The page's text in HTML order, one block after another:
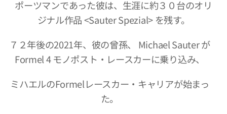
ポーツマンであった彼は、生涯に約３０台のオリ
ジナル作品 <Sauter Spezial> を残す。
７２年後の2021年、彼の曾孫、 Michael Sauter が
Formel 4 モノポスト・レースカーに乗り込み、
ミハエルのFormelレースカー・キャリアが始まっ
た。